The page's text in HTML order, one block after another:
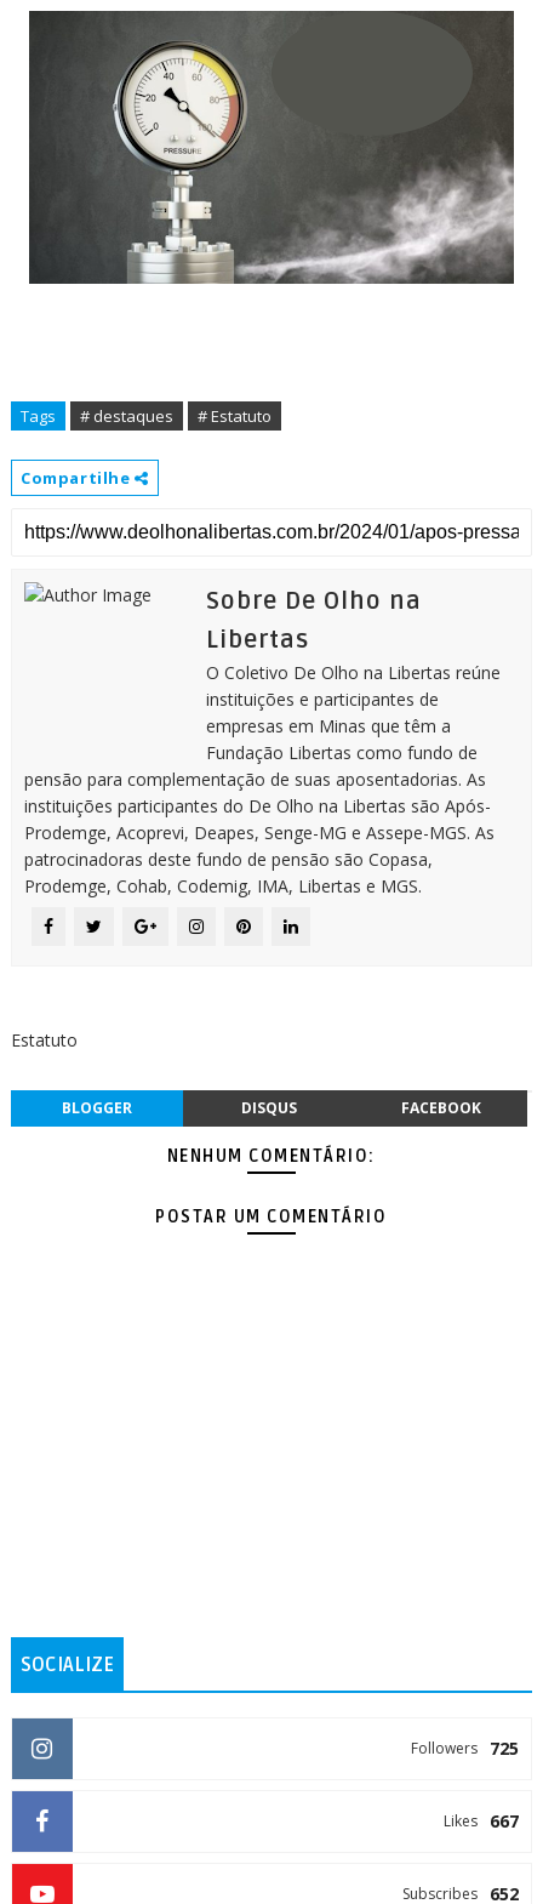
Tags # destaques # Estatuto
Compartilhe
Sobre De Olho na
Libertas
O Coletivo De Olho na Libertas reúne
instituições e participantes de
empresas em Minas que têm a
Fundação Libertas como fundo de
pensão para complementação de suas aposentadorias. As
instituições participantes do De Olho na Libertas são Após-
Prodemge, Acoprevi, Deapes, Senge-MG e Assepe-MGS. As
patrocinadoras deste fundo de pensão são Copasa,
Prodemge, Cohab, Codemig, IMA, Libertas e MGS.
Estatuto
BLOGGER DISQUS FACEBOOK
NENHUM COMENTÁRIO:
POSTAR UM COMENTÁRIO
SOCIALIZE
725
Followers
667
Likes
652
Subscribes